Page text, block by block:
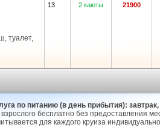
туалет,
13 2 каюты 21900
по питанию (в день прибытия):
бесплатно без предоставления
для каждого круиза